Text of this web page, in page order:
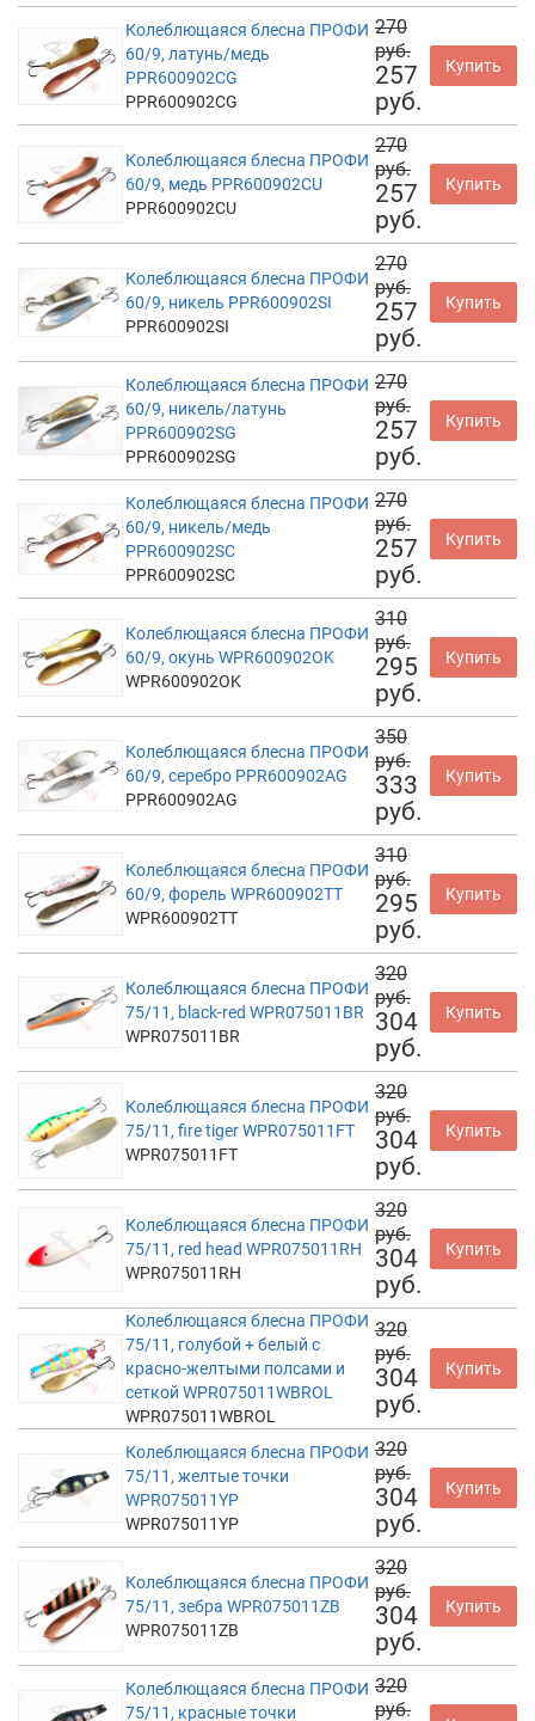
Колеблющаяся блесна ПРОФИ
60/9, латунь/медь
PPR600902CG
PPR600902CG
270
руб.
257
руб.
Купить
Колеблющаяся блесна ПРОФИ
60/9, медь PPR600902CU
PPR600902CU
270
руб.
257
руб.
Купить
Колеблющаяся блесна ПРОФИ
60/9, никель PPR600902SI
PPR600902SI
270
руб.
257
руб.
Купить
Колеблющаяся блесна ПРОФИ
60/9, никель/латунь
PPR600902SG
PPR600902SG
270
руб.
257
руб.
Купить
Колеблющаяся блесна ПРОФИ
60/9, никель/медь
PPR600902SC
PPR600902SC
270
руб.
257
руб.
Купить
Колеблющаяся блесна ПРОФИ
60/9, окунь WPR600902OK
WPR600902OK
310
руб.
295
руб.
Купить
Колеблющаяся блесна ПРОФИ
60/9, серебро PPR600902AG
PPR600902AG
350
руб.
333
руб.
Купить
Колеблющаяся блесна ПРОФИ
60/9, форель WPR600902TT
WPR600902TT
310
руб.
295
руб.
Купить
Колеблющаяся блесна ПРОФИ
75/11, black-red WPR075011BR
WPR075011BR
320
руб.
304
руб.
Купить
Колеблющаяся блесна ПРОФИ
75/11, fire tiger WPR075011FT
WPR075011FT
320
руб.
304
руб.
Купить
Колеблющаяся блесна ПРОФИ
75/11, red head WPR075011RH
WPR075011RH
320
руб.
304
руб.
Купить
Колеблющаяся блесна ПРОФИ
75/11, голубой + белый с
красно-желтыми полсами и
сеткой WPR075011WBROL
WPR075011WBROL
320
руб.
304
руб.
Купить
Колеблющаяся блесна ПРОФИ
75/11, желтые точки
WPR075011YP
WPR075011YP
320
руб.
304
руб.
Купить
Колеблющаяся блесна ПРОФИ
75/11, зебра WPR075011ZB
WPR075011ZB
320
руб.
304
руб.
Купить
Колеблющаяся блесна ПРОФИ
75/11, красные точки
320
руб.